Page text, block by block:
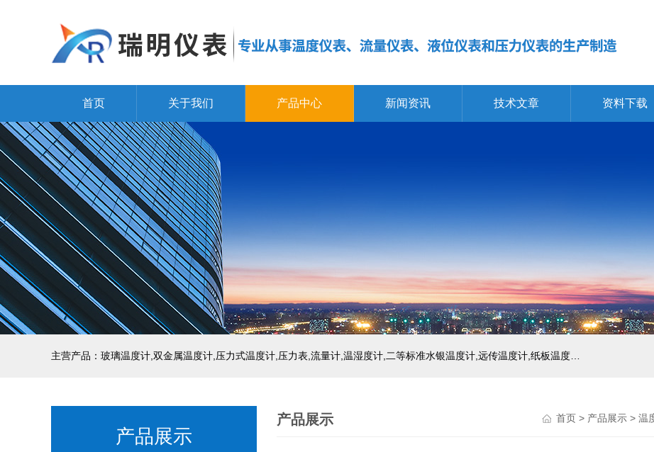
首页 关于我们 产品中心 新闻资讯 技术文章 资料下载
产品展示
产品展示 首页 > 产品展示 > 温